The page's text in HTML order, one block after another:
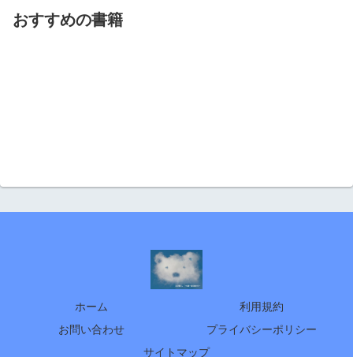
おすすめの書籍
ホーム
利用規約
お問い合わせ
プライバシーポリシー
サイトマップ